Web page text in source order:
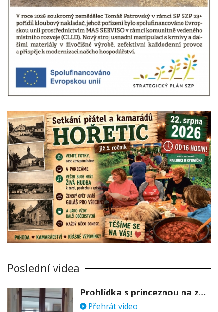
Poslední videa
Prohlídka s princeznou na zámku Stekník
Přehrát video